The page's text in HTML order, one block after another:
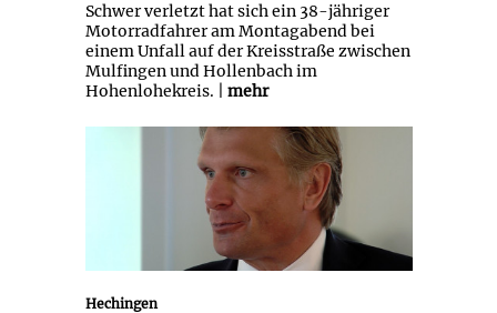
Schwer verletzt hat sich ein 38-jähriger
Motorradfahrer am Montagabend bei
einem Unfall auf der Kreisstraße zwischen
Mulfingen und Hollenbach im
Hohenlohekreis. | mehr
Unfall unter Drogeneinfluss:
Thomas Bareiß verliert
Führerschein
Hechingen